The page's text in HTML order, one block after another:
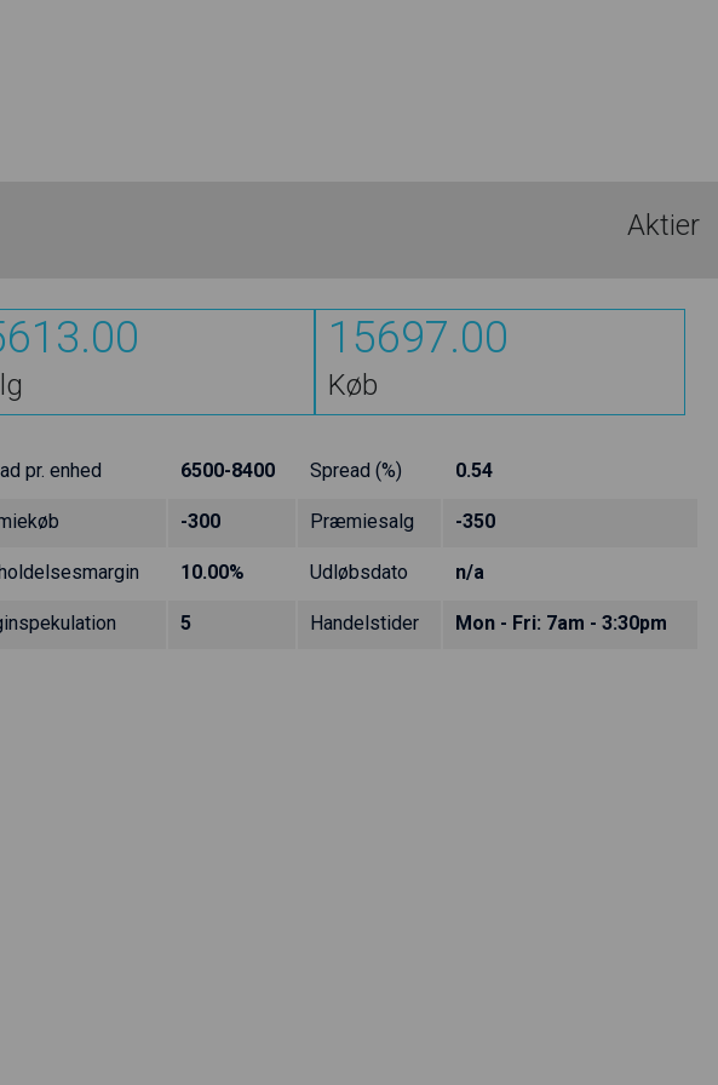
Aktier
15697.00
Køb
pr. enhed 6500-8400 Spread (%) 0.54
-300 Præmiesalg -350
10.00% Udløbsdato n/a
5 Handelstider Mon - Fri: 7am - 3:30pm